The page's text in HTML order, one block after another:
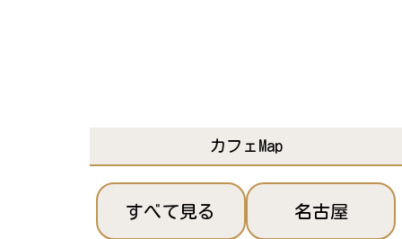
カフェMap
すべて見る 名古屋